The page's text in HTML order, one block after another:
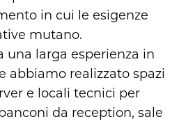
in cui le esigenze
mutano.
una larga esperienza in
abbiamo realizzato spazi
e locali tecnici per
da reception, sale